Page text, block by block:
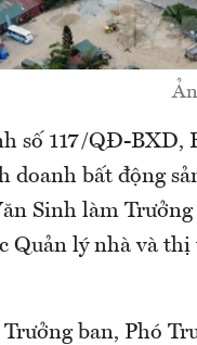
số 117/QĐ-BXD,
doanh bất động
Sinh làm
Quản lý nhà và
ban, Phó